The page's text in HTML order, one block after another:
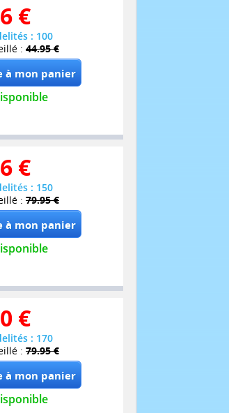
€
: 100
: 44.95 €
€
: 150
: 79.95 €
€
: 170
: 79.95 €